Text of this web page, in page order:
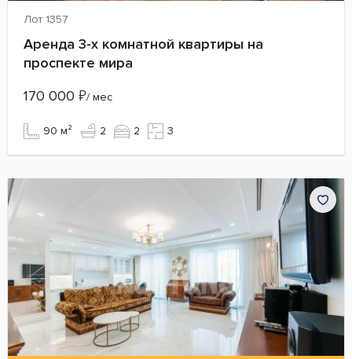
Лот 1357
Аренда 3-х комнатной квартиры на
проспекте мира
170 000 ₽/ мес
90 м² 2 2 3